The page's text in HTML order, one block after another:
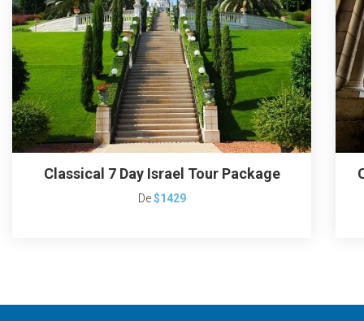
Classical 7 Day Israel Tour Package
De$1429